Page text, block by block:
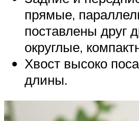
прямые,
поставлены друг
округлые,
Хвост высоко
длины.